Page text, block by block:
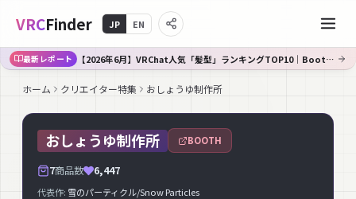
VRCFinder JP EN
最新レポート 【2026年6月】VRChat人気「髪型」ランキングTOP10｜Booth傾向分析
ホーム クリエイター特集 おしょうゆ制作所
おしょうゆ制作所 BOOTH
7商品数 6,447
代表作: 雪のパーティクル/Snow Particles